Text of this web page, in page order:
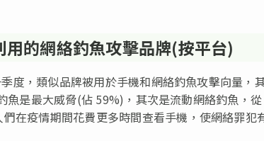
用的網絡釣魚攻擊品牌(按平台)
度，類似品牌被用於手機和網絡釣魚攻擊向量
魚是最大威脅(佔 59%)，其次是流動網絡釣魚，
在疫情期間花費更多時間查看手機，使網絡罪犯